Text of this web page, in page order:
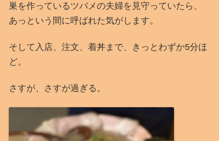
巣を作っているツバメの夫婦を見守っていたら、
あっという間に呼ばれた気がします。
そして入店、注文、着丼まで、きっとわずか5分ほ
ど。
さすが、さすが過ぎる。